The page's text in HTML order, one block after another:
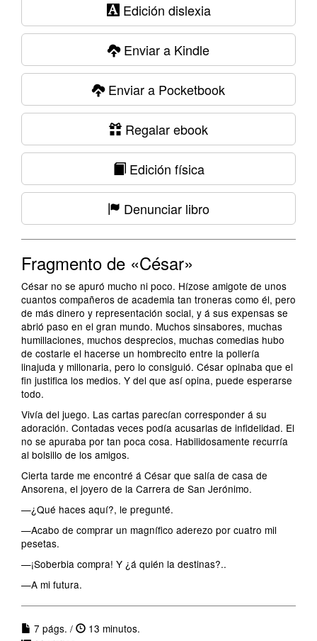
Edición dislexia
Enviar a Kindle
Enviar a Pocketbook
Regalar ebook
Edición física
Denunciar libro
Fragmento de «César»
César no se apuró mucho ni poco. Hízose amigote de unos
cuantos compañeros de academia tan troneras como él, pero
de más dinero y representación social, y á sus expensas se
abrió paso en el gran mundo. Muchos sinsabores, muchas
humillaciones, muchos desprecios, muchas comedias hubo
de costarle el hacerse un hombrecito entre la pollería
linajuda y millonaria, pero lo consiguió. César opinaba que el
fin justifica los medios. Y del que así opina, puede esperarse
todo.
Vivía del juego. Las cartas parecían corresponder á su
adoración. Contadas veces podía acusarlas de infidelidad. El
no se apuraba por tan poca cosa. Habilidosamente recurría
al bolsillo de los amigos.
Cierta tarde me encontré á César que salía de casa de
Ansorena, el joyero de la Carrera de San Jerónimo.
—¿Qué haces aquí?, le pregunté.
—Acabo de comprar un magnífico aderezo por cuatro mil
pesetas.
—¡Soberbia compra! Y ¿á quién la destinas?..
—A mi futura.
7 págs. /
13 minutos.